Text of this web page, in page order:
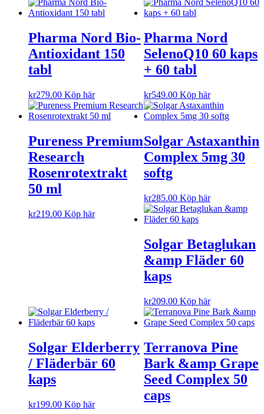
Pharma Nord Bio-
Antioxidant 150
tabl
kr279.00 Köp här
Pharma Nord
SelenoQ10 60 kaps
+ 60 tabl
kr549.00 Köp här
Pureness Premium
Research
Rosenrotextrakt
50 ml
kr219.00 Köp här
Solgar Astaxanthin
Complex 5mg 30
softg
kr285.00 Köp här
Solgar Betaglukan
&amp Fläder 60
kaps
kr209.00 Köp här
Solgar Elderberry
/ Fläderbär 60
kaps
kr199.00 Köp här
Terranova Pine
Bark &amp Grape
Seed Complex 50
caps